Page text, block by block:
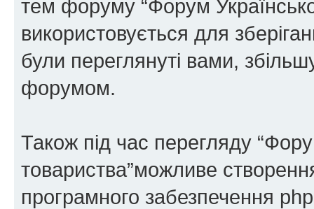
тем форуму “Форум
використовується для
були переглянуті вами,
форумом.
Також під час перегляду
товариства”можливе
програмного забезпечення